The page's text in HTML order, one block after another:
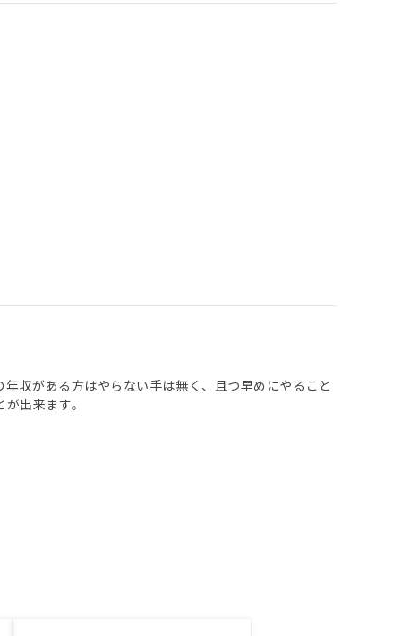
収がある方はやらない手は無く、且つ早めにやること
出来ます。